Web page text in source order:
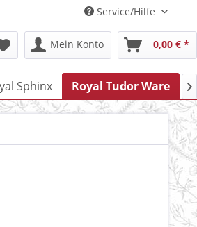
Service/Hilfe
Mein Konto 0,00 € *
Sphinx Royal Tudor Ware 